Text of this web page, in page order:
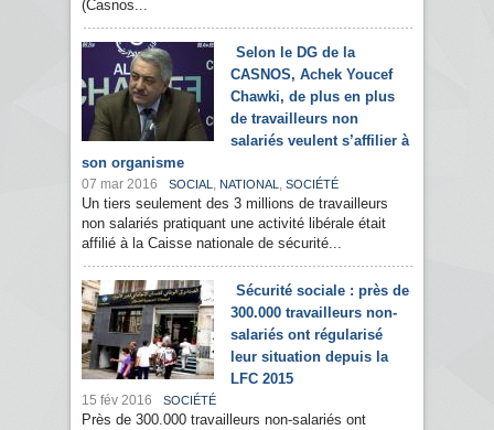
(Casnos...
Selon le DG de la
CASNOS, Achek Youcef
Chawki, de plus en plus
de travailleurs non
salariés veulent s’affilier à
son organisme
07 mar 2016 SOCIAL , NATIONAL , SOCIÉTÉ
Un tiers seulement des 3 millions de travailleurs
non salariés pratiquant une activité libérale était
affilié à la Caisse nationale de sécurité...
Sécurité sociale : près de
300.000 travailleurs non-
salariés ont régularisé
leur situation depuis la
LFC 2015
15 fév 2016 SOCIÉTÉ
Près de 300.000 travailleurs non-salariés ont